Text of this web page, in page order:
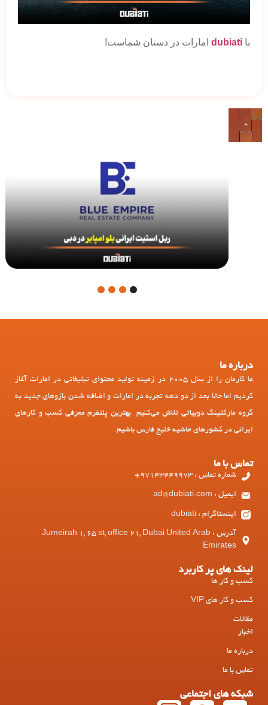
با dubiati امارات در دستان شماست!
1
درباره ما
ما کارمان را از سال 2005 در زمینه تولید محتوای تبلیغاتی در امارات آغاز
کردیم اما حالا بعد از دو دهه تجربه در امارات و اضافه شدن بازوهای جدید به
گروه مارکتینگ دوبیاتی تلاش می‌کنیم بهترین پلتفرم معرفی کسب و کارهای
ایرانی در کشورهای حاشیه خلیج فارس باشیم.
تماس با ما
شماره تماس : 97143449973+
ایمیل : ad@dubiati.com
اینستاگرام : dubiati
آدرس : Jumeirah 1, 65 st, office 21, Dubai United Arab
Emirates
لینک های پر کاربرد
کسب و کار ها
کسب و کار های VIP
مقالات
اخبار
درباره ما
تماس با ما
شبکه های اجتماعی